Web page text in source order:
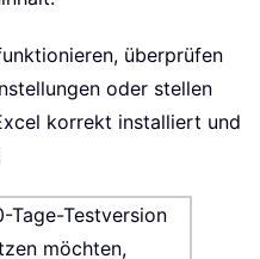
überprüfen
oder stellen
korrekt installiert und
Tage-Testversion
möchten,